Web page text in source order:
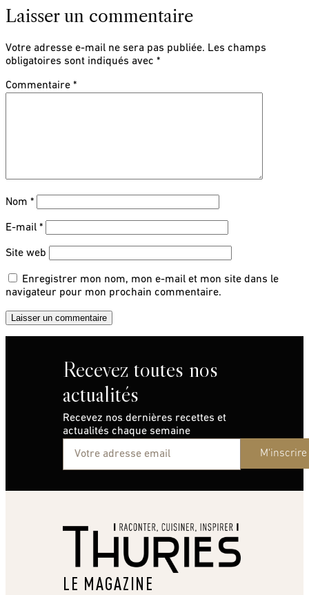
Laisser un commentaire
Votre adresse e-mail ne sera pas publiée. Les champs
obligatoires sont indiqués avec *
Commentaire *
Nom *
E-mail *
Site web
Enregistrer mon nom, mon e-mail et mon site dans le
navigateur pour mon prochain commentaire.
Recevez toutes nos
actualités
Recevez nos dernières recettes et
actualités chaque semaine
M'inscrire
LE MAGAZINE